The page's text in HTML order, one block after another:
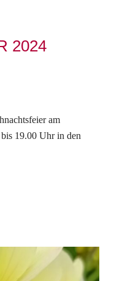
2024
am
19.00 Uhr in den